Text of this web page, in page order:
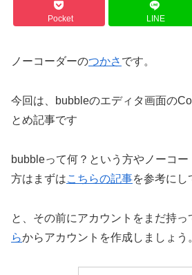
Pocket LINE
ノーコーダーのつかさ です。
今回は、bubbleのエディタ画面の
とめ記事です
bubbleって何？という方やノーコー
方はまずはこちらの記事を参考にし
と、その前にアカウントをまだ持っ
らからアカウントを作成しましょう